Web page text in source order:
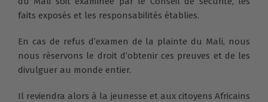
faits exposés et les responsabilités établies.
En cas de refus d’examen de la plainte du Mali, nous
nous réservons le droit d’obtenir ces preuves et de les
divulguer au monde entier.
Il reviendra alors à la jeunesse et aux citoyens Africains